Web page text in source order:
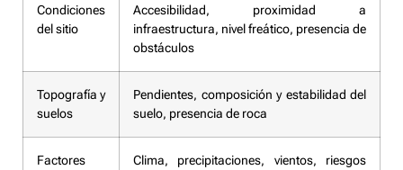
Condiciones
del sitio
Accesibilidad, proximidad a
infraestructura, nivel freático, presencia de
obstáculos
Topografía y
suelos
Pendientes, composición y estabilidad del
suelo, presencia de roca
Factores
Clima, precipitaciones, vientos, riesgos